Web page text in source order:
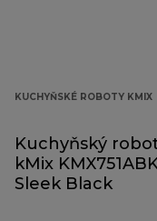
KUCHYŇSKÉ ROBOTY KMIX
Kuchyňský
kMix
Sleek Black